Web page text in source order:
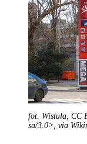
fot. Wistula, CC
sa/3.0>, via